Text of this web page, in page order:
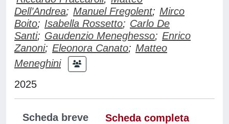
Dell’Andrea; Manuel Fregolent; Mirco
Boito; Isabella Rossetto; Carlo De
Santi; Gaudenzio Meneghesso; Enrico
Zanoni; Eleonora Canato; Matteo
Meneghini
2025
Scheda breve
Scheda completa